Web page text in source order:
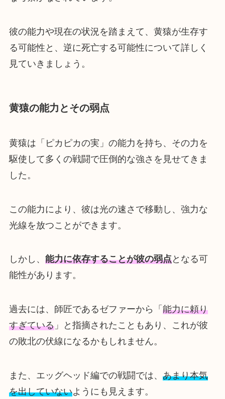
彼の能力や現在の状況を踏まえて、黄猿が生存す
る可能性と、逆に死亡する可能性について詳しく
見ていきましょう。
黄猿の能力とその弱点
黄猿は「ピカピカの実」の能力を持ち、その力を
駆使して多くの戦闘で圧倒的な強さを見せてきま
した。
この能力により、彼は光の速さで移動し、強力な
光線を放つことができます。
しかし、 能力に依存することが彼の弱点となる可
能性があります。
過去には、師匠であるゼファーから「 能力に頼り
すぎている」と指摘されたこともあり、これが彼
の敗北の伏線になるかもしれません。
また、エッグヘッド編での戦闘では、 あまり本気
を出していないようにも見えます。